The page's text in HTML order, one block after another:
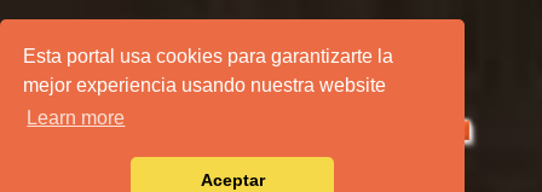
Esta portal usa cookies para garantizarte la
mejor experiencia usando nuestra website
Learn more
Aceptar
PÁGINA PRINCIPAL